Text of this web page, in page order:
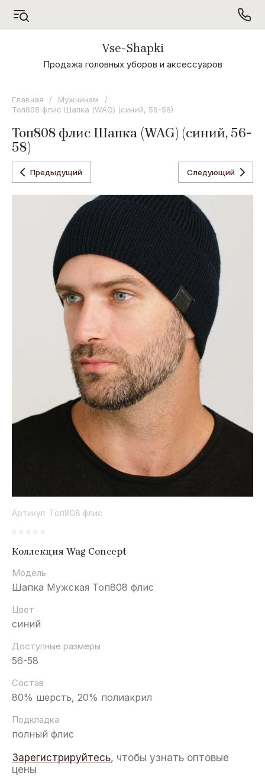
А - Я
Odyssey
Oxygon
Коллекция
Коллекция
Коллекция
Concept
Коллекция
Vse-Shapki
Продажа головных уборов и аксессуаров
Главная / Мужчинам
/
Топ808 флис Шапка (WAG) (синий, 56-58)
Топ808 флис Шапка (WAG) (синий, 56-
58)
Предыдущий Следующий
Артикул: Топ808 флис
Коллекция Wag Concept
Модель
Шапка Мужская Топ808 флис
Цвет
синий
Доступные размеры
56-58
Состав
80% шерсть, 20% полиакрил
Подкладка
полный флис
Зарегистрируйтесь, чтобы узнать оптовые
цены